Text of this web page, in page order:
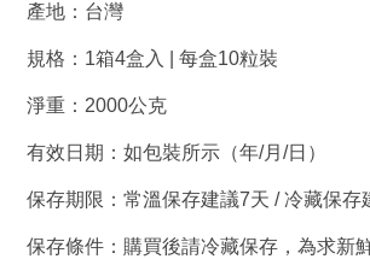
產地：台灣
規格： 1箱4盒入 每盒10粒裝
淨重：2000公克
有效日期：如包裝所示（年/月 /日）
保存期限：常溫保存建議7天 /冷藏保存
保存條件：購買後請冷藏保存，為求新